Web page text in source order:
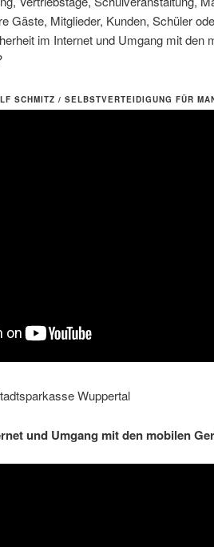
Gäste, Mitglieder, Kunden, Schüler
im Internet und Umgang mit den
SCHMITZ / SELBSTVERTEIDIGUNG FÜR
Wuppertal
und Umgang mit den mobilen